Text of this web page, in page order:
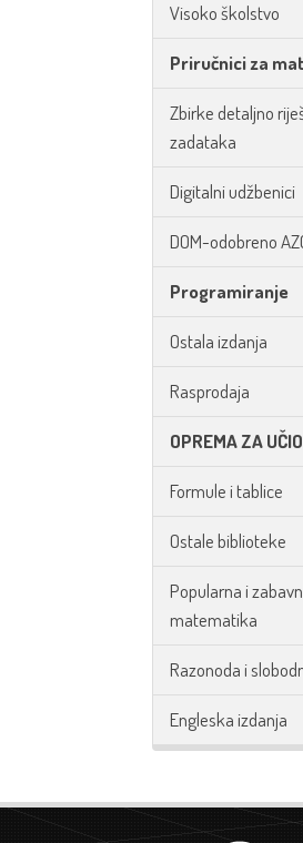
Visoko školstvo
Priručnici za
Zbirke detaljno
zadataka
Digitalni udžbenici
DOM-odobreno
Programiranje
Ostala izdanja
Rasprodaja
OPREMA ZA
Formule i tablice
Ostale biblioteke
Popularna i
matematika
Razonoda i
Engleska izdanja